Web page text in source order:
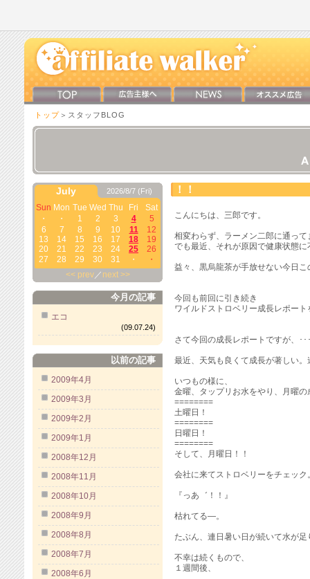
トップ ＞スタッフBLOG
July 2026/8/7 (Fri)
Sun Mon Tue Wed Thu Fri
Sat
・
・ 1 2 3 4
5
6
7 8 9 10 11
12
13
14 15 16 17 18
19
20
21 22 23 24 25
26
27
28 29 30 31 ・
・
<< prev／ next >>
今月の記事
エコ
(09.07.24)
以前の記事
2009年4月
2009年3月
2009年2月
2009年1月
2008年12月
2008年11月
2008年10月
2008年9月
2008年8月
2008年7月
2008年6月
！！
こんにちは、三郎です。
相変わらず、ラーメン二郎に通って
でも最近、それが原因で健康状態
益々、黒烏龍茶が手放せない今日こ
今回も前回に引き続き
ワイルドストロベリー成長レポー
さて今回の成長レポートですが、･･
最近、天気も良くて成長が著しい
いつもの様に、
金曜、タップリお水をやり、月曜
========
土曜日！
========
日曜日！
========
そして、月曜日！！
会社に来てストロベリーをチェック
『っあ゛！！』
枯れてる―。
たぶん、連日暑い日が続いて水が
不幸は続くもので、
１週間後、